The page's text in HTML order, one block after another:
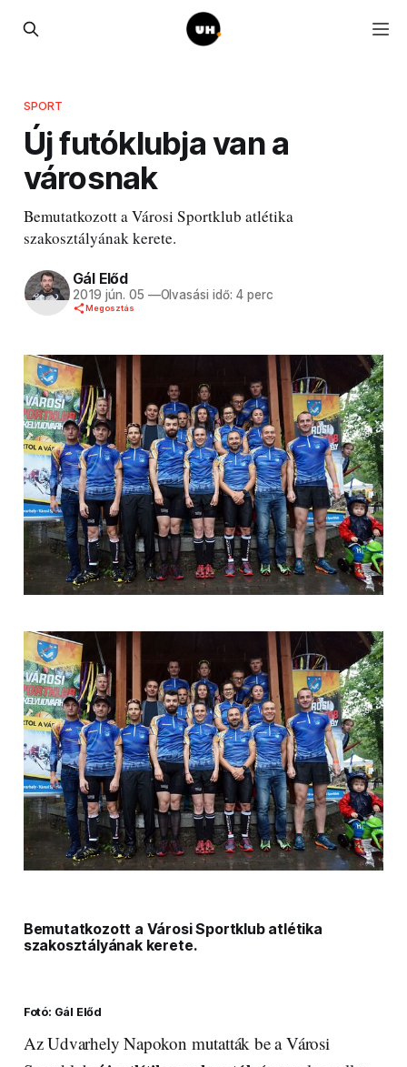
SPORT
Új futóklubja van a
városnak
Bemutatkozott a Városi Sportklub atlétika
szakosztályának kerete.
Gál Előd
2019 jún. 05 —Olvasási idő: 4 perc
Megosztás
Bemutatkozott a Városi Sportklub atlétika
szakosztályának kerete.
Fotó: Gál Előd
Az Udvarhely Napokon mutatták be a Városi